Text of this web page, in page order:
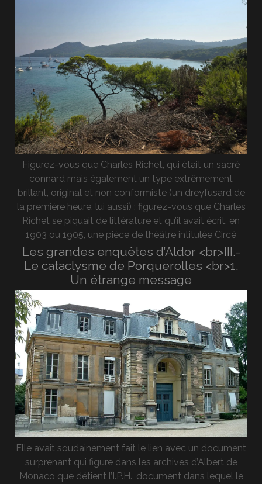
Figurez-vous que Charles Richet, qui était un sacré
connard mais également un type extrêmement
brillant, original et non conformiste (un dreyfusard de
la première heure, lui aussi) ; figurez-vous que Charles
Richet se piquait de littérature et qu’il avait écrit, en
1903 ou 1905, une pièce de théâtre intitulée Circé
Les grandes enquêtes d’Aldor <br>III.-
Le cataclysme de Porquerolles <br>1.
Un étrange message
Elle avait soudainement fait le lien avec un document
surprenant qui figure dans les archives d’Albert de
Monaco que détient l’I.P.H., document dans lequel le